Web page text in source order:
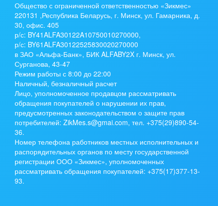
Общество с ограниченной ответственностью «Зикмес»
220131 ,Республика Беларусь, г. Минск, ул. Гамарника, д.
30, офис. 405
р/с: BY41ALFA30122A10750010270000,
р/с: BY61ALFA30122525830020270000
в ЗАО «Альфа-Банк», БИК ALFABY2X г. Минск, ул.
Сурганова, 43-47
Режим работы с 8:00 до 22:00
Наличный, безналичный расчет
Лицо, уполномоченное продавцом рассматривать
обращения покупателей о нарушении их прав,
предусмотренных законодательством о защите прав
потребителей: ZikMes.s@gmai.com, тел. +375(29)890-54-
36.
Номер телефона работников местных исполнительных и
распорядительных органов по месту государственной
регистрации ООО «Зикмес», уполномоченных
рассматривать обращения покупателей: +375(17)377-13-
93.